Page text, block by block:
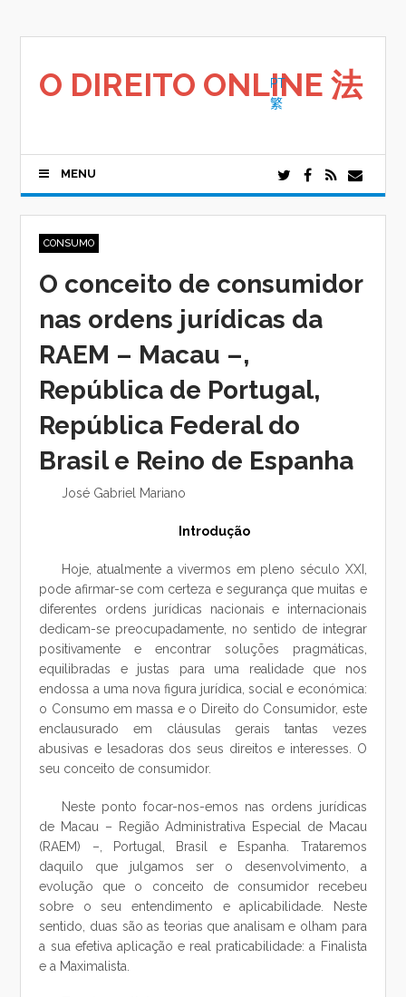
O DIREITO ONLINE 法
PT
繁
MENU
CONSUMO
O conceito de consumidor
nas ordens jurídicas da
RAEM – Macau –,
República de Portugal,
República Federal do
Brasil e Reino de Espanha
José Gabriel Mariano
Introdução
Hoje, atualmente a vivermos em pleno século XXI,
pode afirmar-se com certeza e segurança que muitas e
diferentes ordens jurídicas nacionais e internacionais
dedicam-se preocupadamente, no sentido de integrar
positivamente e encontrar soluções pragmáticas,
equilibradas e justas para uma realidade que nos
endossa a uma nova figura jurídica, social e económica:
o Consumo em massa e o Direito do Consumidor, este
enclausurado em cláusulas gerais tantas vezes
abusivas e lesadoras dos seus direitos e interesses. O
seu conceito de consumidor.
Neste ponto focar-nos-emos nas ordens jurídicas
de Macau – Região Administrativa Especial de Macau
(RAEM) –, Portugal, Brasil e Espanha. Trataremos
daquilo que julgamos ser o desenvolvimento, a
evolução que o conceito de consumidor recebeu
sobre o seu entendimento e aplicabilidade. Neste
sentido, duas são as teorias que analisam e olham para
a sua efetiva aplicação e real praticabilidade: a Finalista
e a Maximalista.